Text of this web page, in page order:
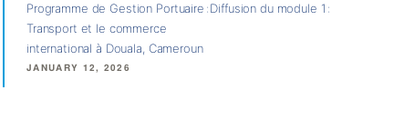
Programme de Gestion Portuaire : Diffusion du module 1 :
Transport et le commerce
international à Douala, Cameroun
JANUARY 12, 2026